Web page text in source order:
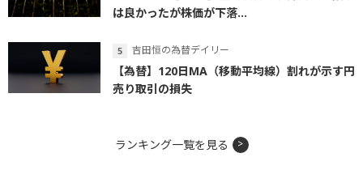
は良かったが株価が下落...
吉田恒の為替デイリー
【為替】120日MA（移動平均線）割れが示す円
売り取引の損失
ランキング一覧を見る